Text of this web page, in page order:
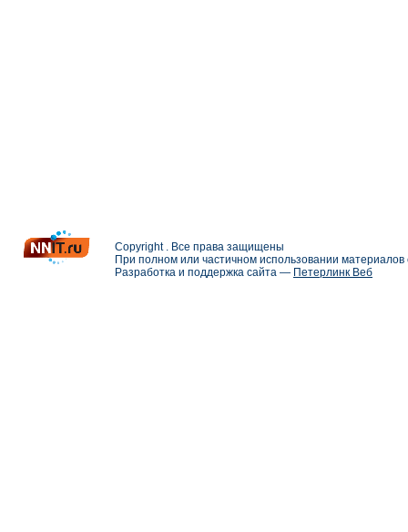
Copyright . Все права защищены
При полном или частичном использовании
Разработка и поддержка сайта — Петерлинк Веб